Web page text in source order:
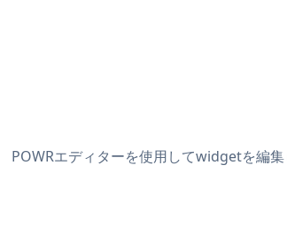
POWRエディターを使用してwidgetを編集